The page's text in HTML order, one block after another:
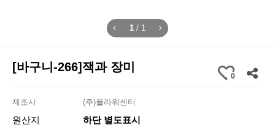
1 / 1
[바구니-266]잭과 장미
0
제조사 (주)플라워센터
원산지 하단 별도표시